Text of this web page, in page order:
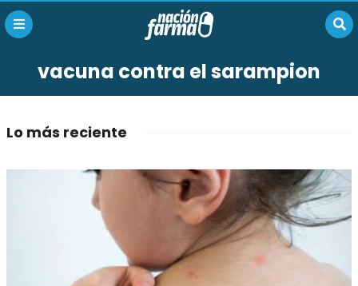
vacuna contra el sarampion
Lo más reciente